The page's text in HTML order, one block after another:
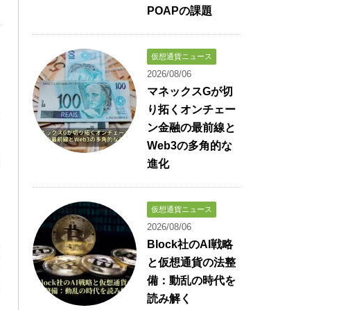
POAPの課題
仮想通貨ニュース
2026/08/06
マネックスGが切
り拓くオンチェー
ン金融の最前線と
Web3の多角的な
進化
仮想通貨ニュース
2026/08/06
Block社のAI戦略
と仮想通貨の法整
備：動乱の時代を
読み解く